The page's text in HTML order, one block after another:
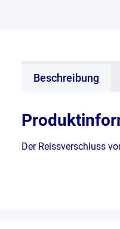
Beschreibung
Der Reissverschluss